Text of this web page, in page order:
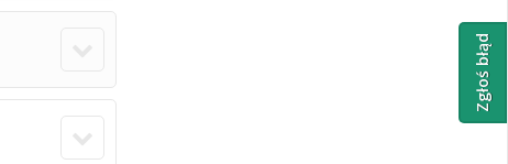
Zgłoś błąd